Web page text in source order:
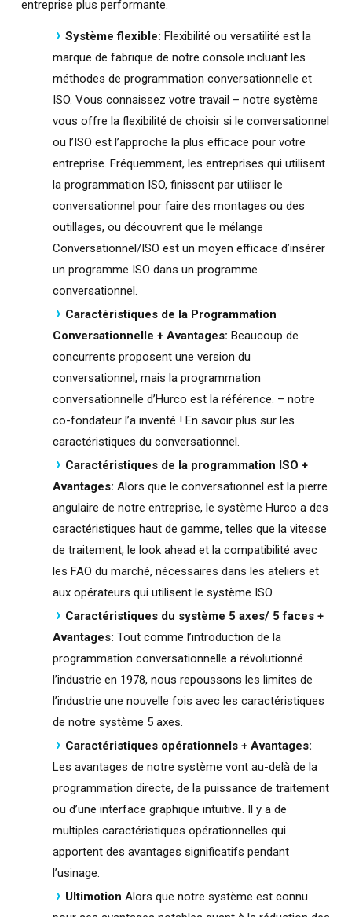
entreprise plus performante.
Système flexible: Flexibilité ou versatilité est la
marque de fabrique de notre console incluant les
méthodes de programmation conversationnelle et
ISO. Vous connaissez votre travail – notre système
vous offre la flexibilité de choisir si le conversationnel
ou l’ISO est l’approche la plus efficace pour votre
entreprise. Fréquemment, les entreprises qui utilisent
la programmation ISO, finissent par utiliser le
conversationnel pour faire des montages ou des
outillages, ou découvrent que le mélange
Conversationnel/ISO est un moyen efficace d’insérer
un programme ISO dans un programme
conversationnel.
Caractéristiques de la Programmation
Conversationnelle + Avantages: Beaucoup de
concurrents proposent une version du
conversationnel, mais la programmation
conversationnelle d’Hurco est la référence. – notre
co-fondateur l’a inventé ! En savoir plus sur les
caractéristiques du conversationnel.
Caractéristiques de la programmation ISO +
Avantages: Alors que le conversationnel est la pierre
angulaire de notre entreprise, le système Hurco a des
caractéristiques haut de gamme, telles que la vitesse
de traitement, le look ahead et la compatibilité avec
les FAO du marché, nécessaires dans les ateliers et
aux opérateurs qui utilisent le système ISO.
Caractéristiques du système 5 axes/ 5 faces +
Avantages: Tout comme l’introduction de la
programmation conversationnelle a révolutionné
l’industrie en 1978, nous repoussons les limites de
l’industrie une nouvelle fois avec les caractéristiques
de notre système 5 axes.
Caractéristiques opérationnels + Avantages:
Les avantages de notre système vont au-delà de la
programmation directe, de la puissance de traitement
ou d’une interface graphique intuitive. Il y a de
multiples caractéristiques opérationnelles qui
apportent des avantages significatifs pendant
l’usinage.
Ultimotion Alors que notre système est connu